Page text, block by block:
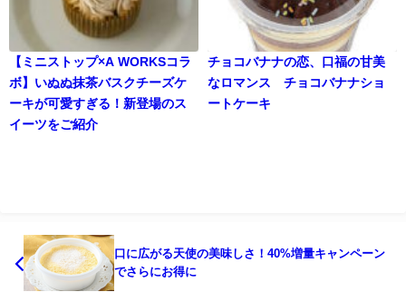
【ミニストップ×A WORKSコラ
ボ】いぬぬ抹茶バスクチーズケ
ーキが可愛すぎる！新登場のス
イーツをご紹介
チョコバナナの恋、口福の甘美
なロマンス チョコバナナショ
ートケーキ
口に広がる天使の美味しさ！40%増量キャンペーン
でさらにお得に